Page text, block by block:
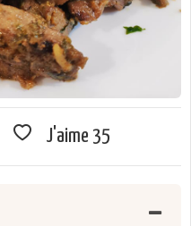
J'aime 35